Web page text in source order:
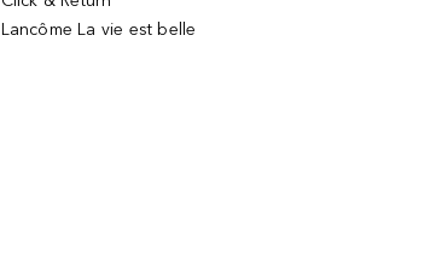
Lancôme La vie est belle